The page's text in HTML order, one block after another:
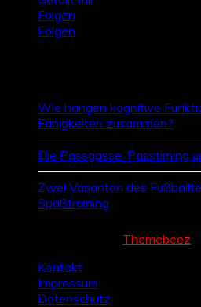
Folgen
Folgen
Wie hängen kognitive
Fähigkeiten zusammen?
Die Passgasse: Passtiming
Zwei Varianten des
Spaßtraining
Themebeez
Kontakt
Impressum
Datenschutz